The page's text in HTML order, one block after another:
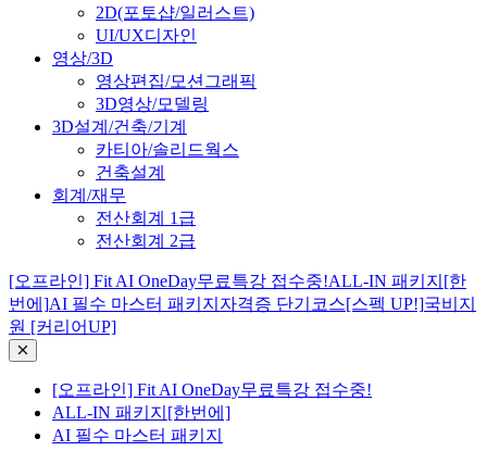
2D(포토샵/일러스트)
UI/UX디자인
영상/3D
영상편집/모션그래픽
3D영상/모델링
3D설계/건축/기계
카티아/솔리드웍스
건축설계
회계/재무
전산회계 1급
전산회계 2급
[오프라인] Fit AI OneDay무료특강 접수중!ALL-IN 패키지[한
번에]AI 필수 마스터 패키지 자격증 단기코스[스펙 UP!]국비지
원 [커리어UP]
[오프라인] Fit AI OneDay무료특강 접수중!
ALL-IN 패키지[한번에]
AI 필수 마스터 패키지